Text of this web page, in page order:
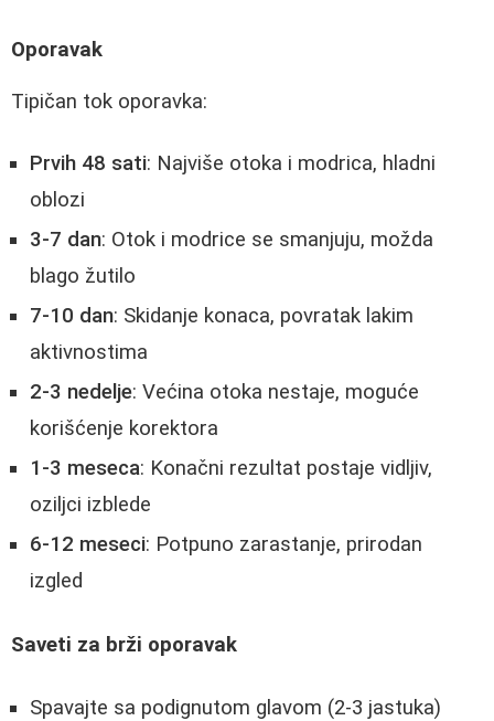
Oporavak
Tipičan tok oporavka:
Prvih 48 sati: Najviše otoka i modrica, hladni
oblozi
3-7 dan: Otok i modrice se smanjuju, možda
blago žutilo
7-10 dan: Skidanje konaca, povratak lakim
aktivnostima
2-3 nedelje: Većina otoka nestaje, moguće
korišćenje korektora
1-3 meseca: Konačni rezultat postaje vidljiv,
oziljci izblede
6-12 meseci: Potpuno zarastanje, prirodan
izgled
Saveti za brži oporavak
Spavajte sa podignutom glavom (2-3 jastuka)